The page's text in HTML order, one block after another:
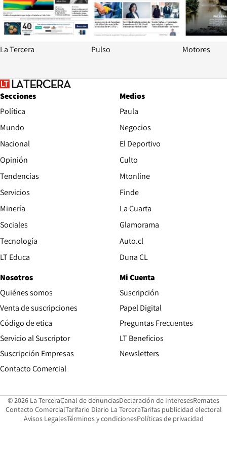
La Tercera Pulso Motores
Secciones
Política
Mundo
Nacional
Opinión
Tendencias
Servicios
Minería
Sociales
Tecnología
LT Educa
Medios
Paula
Negocios
El Deportivo
Culto
Mtonline
Finde
La Cuarta
Glamorama
Auto.cl
Duna CL
Nosotros
Quiénes somos
Venta de suscripciones
Código de etica Opens in new window
Servicio al Suscriptor
Suscripción Empresas
Contacto Comercial
Mi Cuenta
Suscripción
Papel Digital
Preguntas Frecuentes
LT Beneficios
Newsletters
© 2026 La TerceraCanal de denunciasOpens in new window
Declaración de InteresesOpens in
Remates
Contacto ComercialOpens in new window
Tarifario Diario La TerceraOpens in new window
Tarifas publicidad electoral
Avisos LegalesOpens in new window
Términos y condicionesPolíticas de privacidad